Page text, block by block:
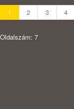
1 2 3 4
Oldalszám: 7